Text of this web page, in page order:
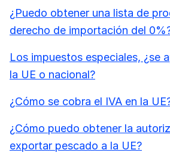
¿Puedo obtener una lista de
derecho de importación del
Los impuestos especiales, ¿se
la UE o nacional?
¿Cómo se cobra el IVA en la
¿Cómo puedo obtener la
exportar pescado a la UE?